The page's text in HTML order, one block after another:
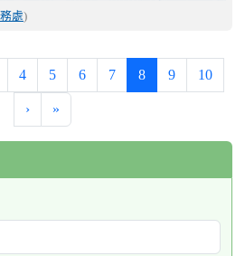
處)
4 5 6 7 8(current)
9 10
› »